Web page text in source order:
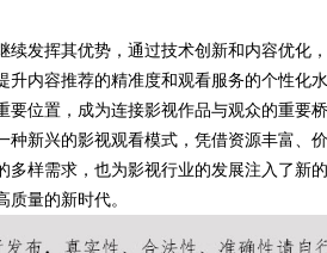
续发挥其优势，通过技术创新和内容优化
升内容推荐的精准度和观看服务的个性化
要位置，成为连接影视作品与观众的重要
种新兴的影视观看模式，凭借资源丰富、
多样需求，也为影视行业的发展注入了新
量的新时代。